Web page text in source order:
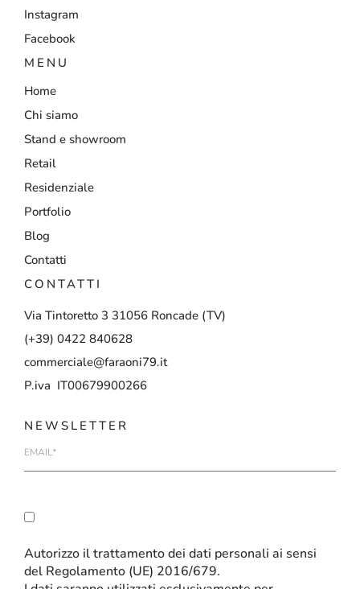
Instagram
Facebook
MENU
Home
Chi siamo
Stand e showroom
Retail
Residenziale
Portfolio
Blog
Contatti
CONTATTI
Via Tintoretto 3 31056 Roncade (TV)
(+39) 0422 840628
commerciale@faraoni79.it
P.iva IT00679900266
NEWSLETTER
mail
Autorizzo il trattamento dei dati personali ai sensi
del Regolamento (UE) 2016/679.